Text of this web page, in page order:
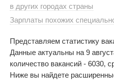
в других городах страны
Зарплаты похожих
Представляем статистику
Данные актуальны на 9
количество вакансий - 6030,
Ниже вы найдете